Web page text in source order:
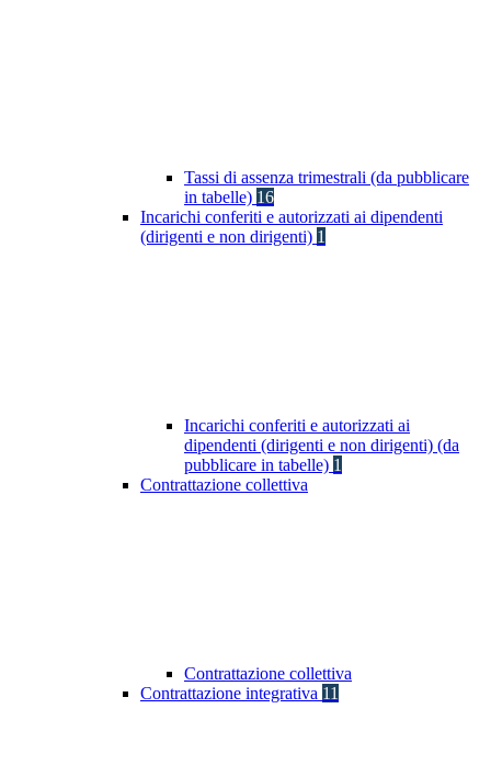
Tassi di assenza trimestrali (da pubblicare
in tabelle) 16
Incarichi conferiti e autorizzati ai dipendenti
(dirigenti e non dirigenti) 1
Incarichi conferiti e autorizzati ai
dipendenti (dirigenti e non dirigenti) (da
pubblicare in tabelle) 1
Contrattazione collettiva
Contrattazione collettiva
Contrattazione integrativa 11